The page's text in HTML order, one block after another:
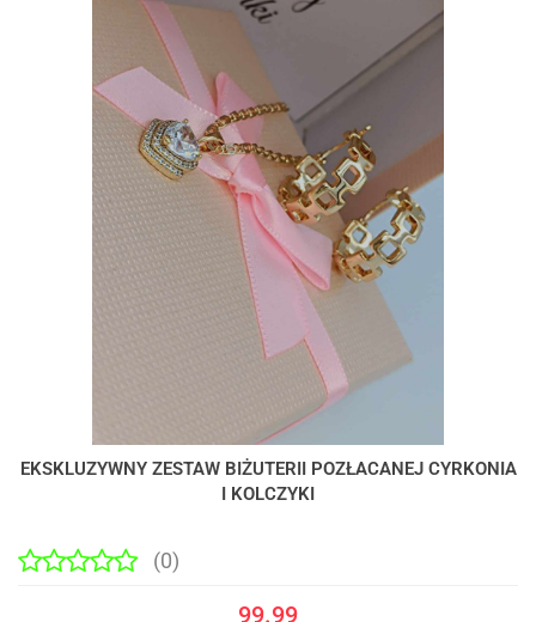
EKSKLUZYWNY ZESTAW BIŻUTERII POZŁACANEJ CYRKONIA
I KOLCZYKI
(0)
99.99